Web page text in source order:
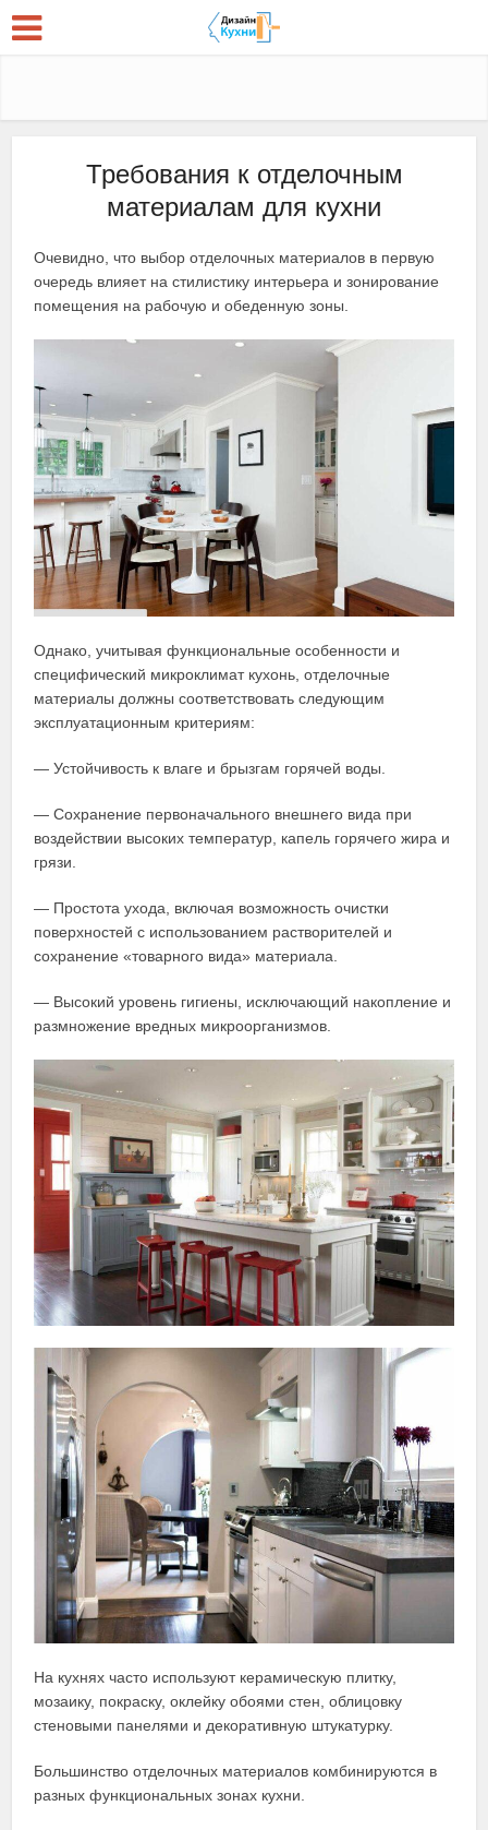
Требования к отделочным
материалам для кухни
Очевидно, что выбор отделочных материалов в первую
очередь влияет на стилистику интерьера и зонирование
помещения на рабочую и обеденную зоны.
Однако, учитывая функциональные особенности и
специфический микроклимат кухонь, отделочные
материалы должны соответствовать следующим
эксплуатационным критериям:
— Устойчивость к влаге и брызгам горячей воды.
— Сохранение первоначального внешнего вида при
воздействии высоких температур, капель горячего жира и
грязи.
— Простота ухода, включая возможность очистки
поверхностей с использованием растворителей и
сохранение «товарного вида» материала.
— Высокий уровень гигиены, исключающий накопление и
размножение вредных микроорганизмов.
На кухнях часто используют керамическую плитку,
мозаику, покраску, оклейку обоями стен, облицовку
стеновыми панелями и декоративную штукатурку.
Большинство отделочных материалов комбинируются в
разных функциональных зонах кухни.